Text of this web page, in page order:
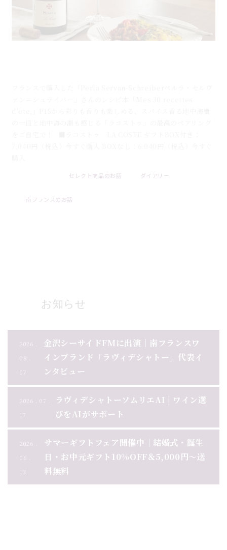
セレクト商品のお話 ダイアリー
南フランスのお話
お知らせ
2026 .
08 .
07
金沢シーサイドFMに出演｜南フランスワ
インブランド「ラヴィデシャトー」代表イ
ンタビュー
2026 . 07 .
17
ラヴィデシャトーソムリエAI | ワイン選
びをAIがサポート
2026 .
06 .
13
サマーギフトフェア開催中｜結婚式・誕生
日・お中元ギフト10%OFF＆5,000円～送
料無料